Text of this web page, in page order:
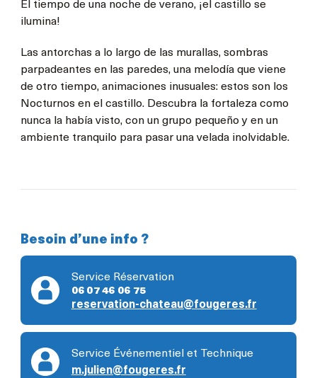
El tiempo de una noche de verano, ¡el castillo se
ilumina!
Las antorchas a lo largo de las murallas, sombras
parpadeantes en las paredes, una melodía que viene
de otro tiempo, animaciones inusuales: estos son los
Nocturnos en el castillo. Descubra la fortaleza como
nunca la había visto, con un grupo pequeño y en un
ambiente tranquilo para pasar una velada inolvidable.
Besoin d’une info ?
Service Réservation
06 07 46 06 75
reservation-chateau@fougeres.fr
Service Événementiel et Technique
m.julien@fougeres.fr